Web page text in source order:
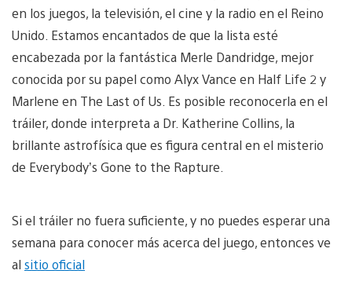
en los juegos, la televisión, el cine y la radio en el Reino
Unido. Estamos encantados de que la lista esté
encabezada por la fantástica Merle Dandridge, mejor
conocida por su papel como Alyx Vance en Half Life 2 y
Marlene en The Last of Us. Es posible reconocerla en el
tráiler, donde interpreta a Dr. Katherine Collins, la
brillante astrofísica que es figura central en el misterio
de Everybody’s Gone to the Rapture.
Si el tráiler no fuera suficiente, y no puedes esperar una
semana para conocer más acerca del juego, entonces ve
al sitio oficial